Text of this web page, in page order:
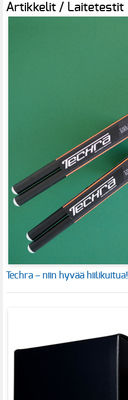
Artikkelit / Laitetestit
Techra – niin hyvää hiilikuitua!